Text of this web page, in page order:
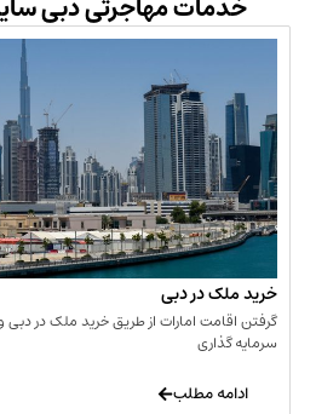
مهاجرتی دبی ساید را
در دبی
امارات از طریق خرید ملک در دبی و خرید خانه در